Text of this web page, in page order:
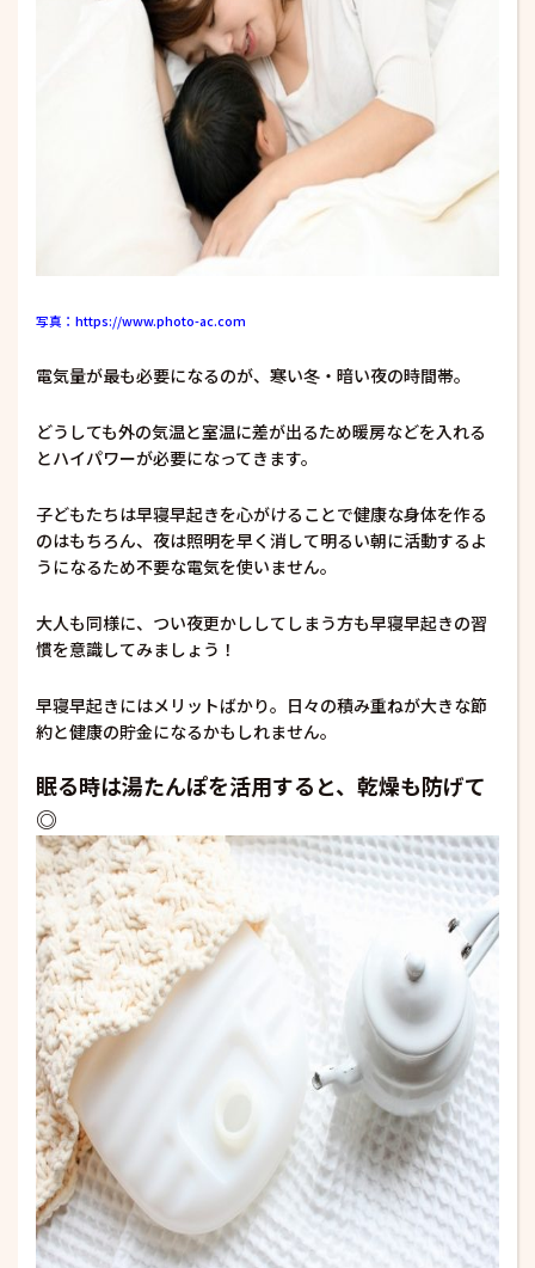
写真：https://www.photo-ac.com
電気量が最も必要になるのが、寒い冬・暗い夜の時間帯。
どうしても外の気温と室温に差が出るため暖房などを入れる
とハイパワーが必要になってきます。
子どもたちは早寝早起きを心がけることで健康な身体を作る
のはもちろん、夜は照明を早く消して明るい朝に活動するよ
うになるため不要な電気を使いません。
大人も同様に、つい夜更かししてしまう方も早寝早起きの習
慣を意識してみましょう！
早寝早起きにはメリットばかり。日々の積み重ねが大きな節
約と健康の貯金になるかもしれません。
眠る時は湯たんぽを活用すると、乾燥も防げて
◎